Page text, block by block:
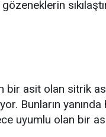
asit olan sitrik
Bunların
uyumlu olan bir